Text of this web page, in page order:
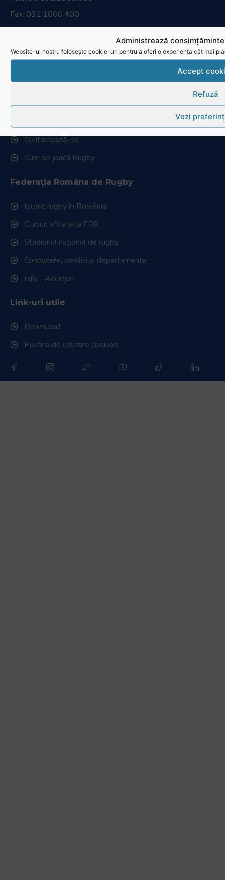
Administrează
Website-ul nostru folosește cookie-uri pentru a oferi o experiență cât mai
Accept
Refuză
Vezi
Fax: 031.1000.400
© Toate drepturile sunt rezervate.
Website realizat și întreținut deSINGA
Navighează în website
Ultimele știri
Contactează-ne
Cum se joacă Rugby
Federația Româna de Rugby
Istoric rugby în România
Cluburi afiliate la FRR
Stadionul național de rugby
Conducere, comisii și departamente
Info - Anunțuri
Link-uri utile
Download
Politica de utilizare cookies